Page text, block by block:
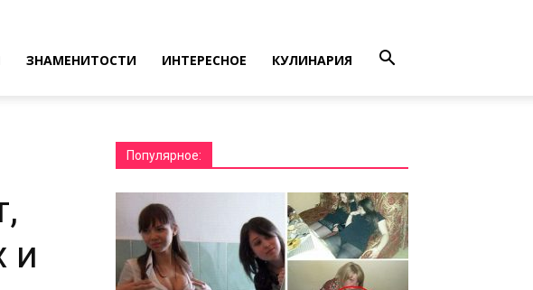
ЗНАМЕНИТОСТИ ИНТЕРЕСНОЕ КУЛИНАРИЯ
и
Популярное: